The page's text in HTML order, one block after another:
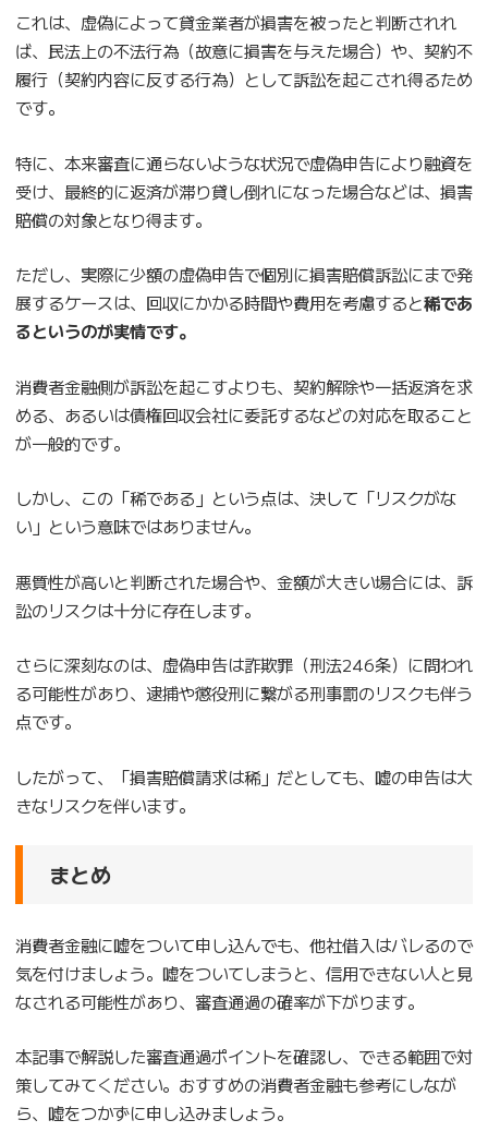
これは、虚偽によって貸金業者が損害を被ったと判断されれ
ば、民法上の不法行為（故意に損害を与えた場合）や、契約不
履行（契約内容に反する行為）として訴訟を起こされ得るため
です。
特に、本来審査に通らないような状況で虚偽申告により融資を
受け、最終的に返済が滞り貸し倒れになった場合などは、損害
賠償の対象となり得ます。
ただし、実際に少額の虚偽申告で個別に損害賠償訴訟にまで発
展するケースは、回収にかかる時間や費用を考慮すると稀であ
るというのが実情です。
消費者金融側が訴訟を起こすよりも、契約解除や一括返済を求
める、あるいは債権回収会社に委託するなどの対応を取ること
が一般的です。
しかし、この「稀である」という点は、決して「リスクがな
い」という意味ではありません。
悪質性が高いと判断された場合や、金額が大きい場合には、訴
訟のリスクは十分に存在します。
さらに深刻なのは、虚偽申告は詐欺罪（刑法246条）に問われ
る可能性があり、逮捕や懲役刑に繋がる刑事罰のリスクも伴う
点です。
したがって、「損害賠償請求は稀」だとしても、嘘の申告は大
きなリスクを伴います。
まとめ
消費者金融に嘘をついて申し込んでも、他社借入はバレるので
気を付けましょう。嘘をついてしまうと、信用できない人と見
なされる可能性があり、審査通過の確率が下がります。
本記事で解説した審査通過ポイントを確認し、できる範囲で対
策してみてください。おすすめの消費者金融も参考にしなが
ら、嘘をつかずに申し込みましょう。